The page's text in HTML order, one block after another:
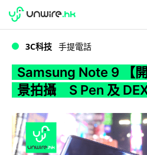
WWDC 2026
3C科技 手提電話
Samsung Note 9 【
景拍攝 S Pen 及